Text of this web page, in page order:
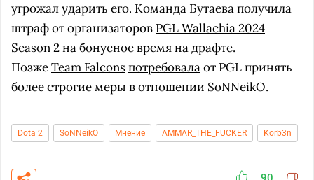
угрожал ударить его. Команда Бутаева получила
штраф от организаторов PGL Wallachia 2024
Season 2на бонусное время на драфте.
ПозжеTeam Falconsпотребовалаот PGL принять
более строгие меры в отношении SoNNeikO.
Dota 2 SoNNeikO Мнение AMMAR_THE_FUCKER Korb3n